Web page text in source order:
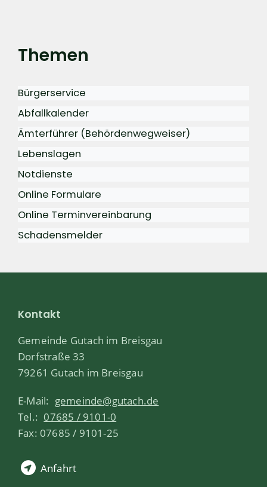
Themen
Bürgerservice
Abfallkalender
Ämterführer (Behördenwegweiser)
Lebenslagen
Notdienste
Online Formulare
Online Terminvereinbarung
Schadensmelder
Kontakt
Gemeinde Gutach im Breisgau
Dorfstraße 33
79261 Gutach im Breisgau
E-Mail: gemeinde@gutach.de
Tel.: 07685 / 9101-0
Fax: 07685 / 9101-25
Anfahrt